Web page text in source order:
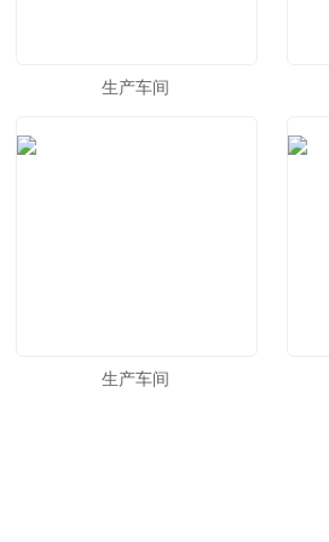
生产车间
生产车间